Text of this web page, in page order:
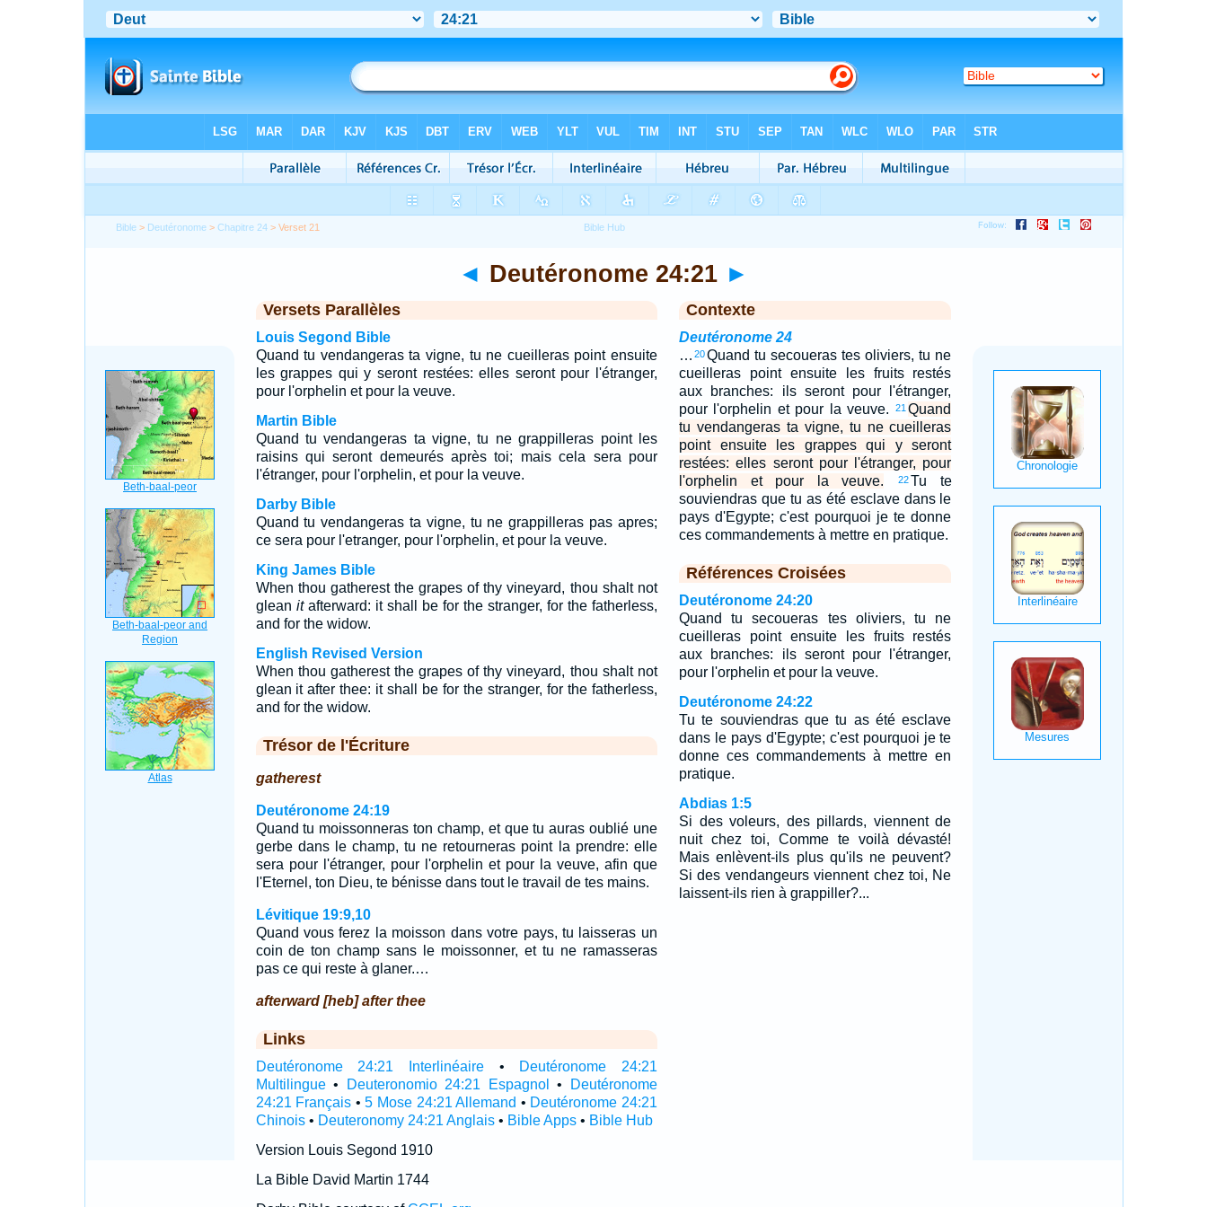
Bible > Deutéronome >Chapitre 24 > Verset 21
◄ Deutéronome 24:21 ►
Versets Parallèles
Louis Segond Bible
Quand tu vendangeras ta vigne, tu ne cueilleras point ensuite
les grappes qui y seront restées: elles seront pour l'étranger,
pour l'orphelin et pour la veuve.
Martin Bible
Quand tu vendangeras ta vigne, tu ne grappilleras point les
raisins qui seront demeurés après toi; mais cela sera pour
l'étranger, pour l'orphelin, et pour la veuve.
Darby Bible
Quand tu vendangeras ta vigne, tu ne grappilleras pas apres;
ce sera pour l'etranger, pour l'orphelin, et pour la veuve.
King James Bible
When thou gatherest the grapes of thy vineyard, thou shalt not
glean itafterward: it shall be for the stranger, for the fatherless,
and for the widow.
English Revised Version
When thou gatherest the grapes of thy vineyard, thou shalt not
glean it after thee: it shall be for the stranger, for the fatherless,
and for the widow.
Trésor de l'Écriture
gatherest
Deutéronome 24:19
Quand tu moissonneras ton champ, et que tu auras oublié une
gerbe dans le champ, tu ne retourneras point la prendre: elle
sera pour l'étranger, pour l'orphelin et pour la veuve, afin que
l'Eternel, ton Dieu, te bénisse dans tout le travail de tes mains.
Lévitique 19:9,10
Quand vous ferez la moisson dans votre pays, tu laisseras un
coin de ton champ sans le moissonner, et tu ne ramasseras
pas ce qui reste à glaner.…
afterward [heb] after thee
Links
Deutéronome 24:21 Interlinéaire•
Deutéronome 24:21
Multilingue• Deuteronomio 24:21 Espagnol •
Deutéronome
24:21 Français •5 Mose 24:21 Allemand • Deutéronome 24:21
Chinois• Deuteronomy 24:21 Anglais• Bible Apps• Bible Hub
Version Louis Segond 1910
La Bible David Martin 1744
Contexte
Deutéronome 24
… 20Quand tu secoueras tes oliviers, tu ne
cueilleras point ensuite les fruits restés
aux branches: ils seront pour l'étranger,
pour l'orphelin et pour la veuve.
21 Quand
tu vendangeras ta vigne, tu ne cueilleras
point ensuite les grappes qui y seront
restées: elles seront pour l'étranger, pour
l'orphelin et pour la veuve.
22Tu te
souviendras que tu as été esclave dans le
pays d'Egypte; c'est pourquoi je te donne
ces commandements à mettre en pratique.
Références Croisées
Deutéronome 24:20
Quand tu secoueras tes oliviers, tu ne
cueilleras point ensuite les fruits restés
aux branches: ils seront pour l'étranger,
pour l'orphelin et pour la veuve.
Deutéronome 24:22
Tu te souviendras que tu as été esclave
dans le pays d'Egypte; c'est pourquoi je te
donne ces commandements à mettre en
pratique.
Abdias 1:5
Si des voleurs, des pillards, viennent de
nuit chez toi, Comme te voilà dévasté!
Mais enlèvent-ils plus qu'ils ne peuvent?
Si des vendangeurs viennent chez toi, Ne
laissent-ils rien à grappiller?...